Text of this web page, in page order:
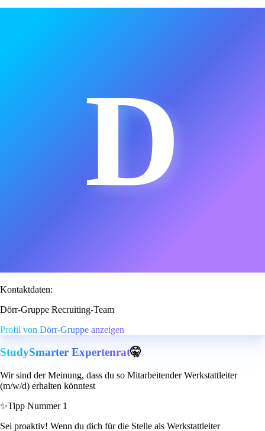
D
Kontaktdaten:
Dörr-Gruppe Recruiting-Team
Profil von Dörr-Gruppe anzeigen
StudySmarter Expertenrat🤫
Wir sind der Meinung, dass du so Mitarbeitender Werkstattleiter
(m/w/d) erhalten könntest
✨Tipp Nummer 1
Sei proaktiv! Wenn du dich für die Stelle als Werkstattleiter